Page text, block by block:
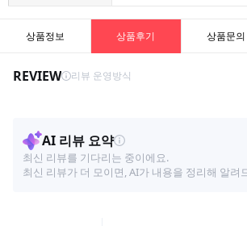
상품정보 상품후기 상품문의